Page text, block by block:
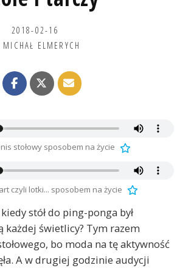
2018-02-16
MICHAŁ ELMERYCH
stołowy sposobem na życie
czyli lotki... sposobem na życie
stół do ping-ponga był
każdej świetlicy? Tym razem
bo moda na tę aktywność
A w drugiej godzinie audycji